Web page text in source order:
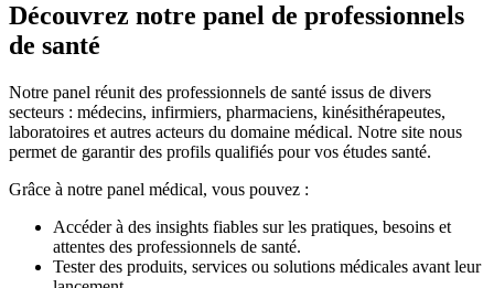
Découvrez notre panel de professionnels
de santé
Notre panel réunit des professionnels de santé issus de divers
secteurs : médecins, infirmiers, pharmaciens, kinésithérapeutes,
laboratoires et autres acteurs du domaine médical. Notre site nous
permet de garantir des profils qualifiés pour vos études santé.
Grâce à notre panel médical, vous pouvez :
Accéder à des insights fiables sur les pratiques, besoins et
attentes des professionnels de santé.
Tester des produits, services ou solutions médicales avant leur